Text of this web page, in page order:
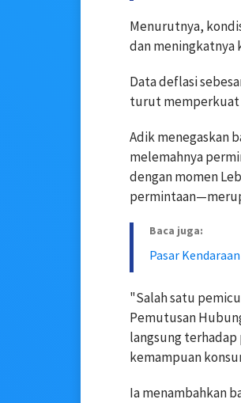
Menurutnya,
dan meningkatnya
Data deflasi
turut memperkuat
Adik menegaskan
melemahnya
dengan momen
Baca juga:
Pasar
"Salah satu
Pemutusan
langsung terhadap
kemampuan
Ia menambahkan